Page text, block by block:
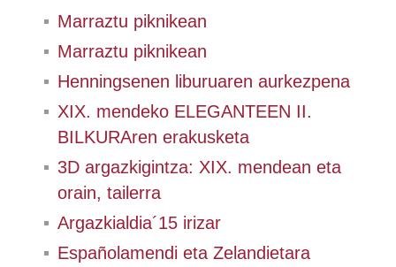
Marraztu piknikean
Marraztu piknikean
Henningsenen liburuaren aurkezpena
XIX. mendeko ELEGANTEEN II.
BILKURAren erakusketa
3D argazkigintza: XIX. mendean eta
orain, tailerra
Argazkialdia´15 irizar
Españolamendi eta Zelandietara